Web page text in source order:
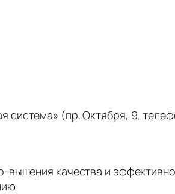
система» (пр. Октября, 9,
вышения качества и